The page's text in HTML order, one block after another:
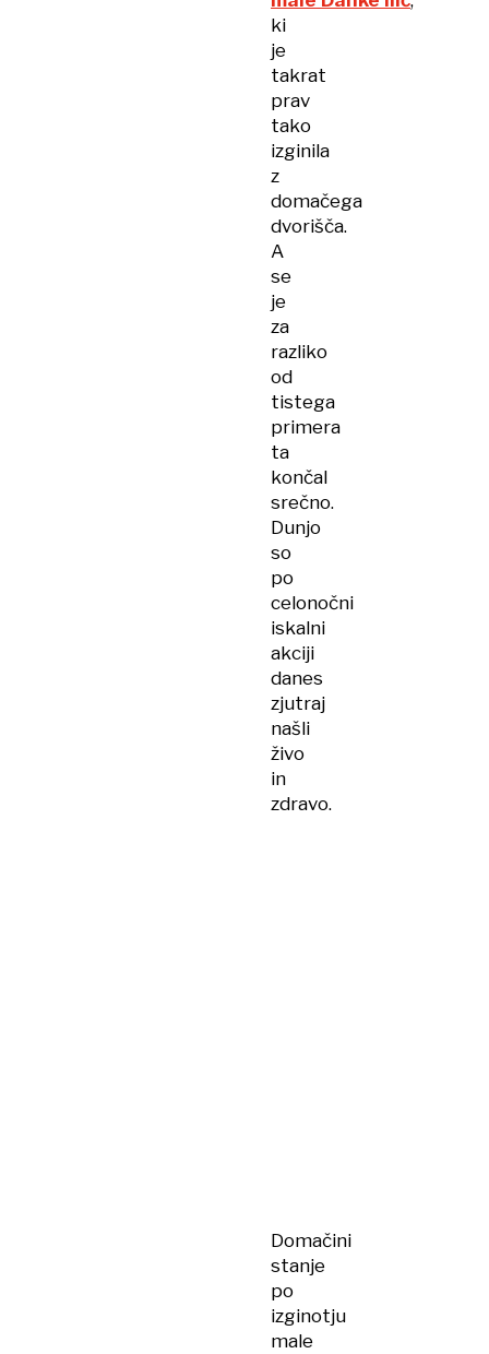
ki
je
takrat
prav
tako
izginila
z
domačega
dvorišča.
A
se
je
za
razliko
od
tistega
primera
ta
končal
srečno.
Dunjo
so
po
celonočni
iskalni
akciji
danes
zjutraj
našli
živo
in
zdravo.
Domačini
stanje
po
izginotju
male